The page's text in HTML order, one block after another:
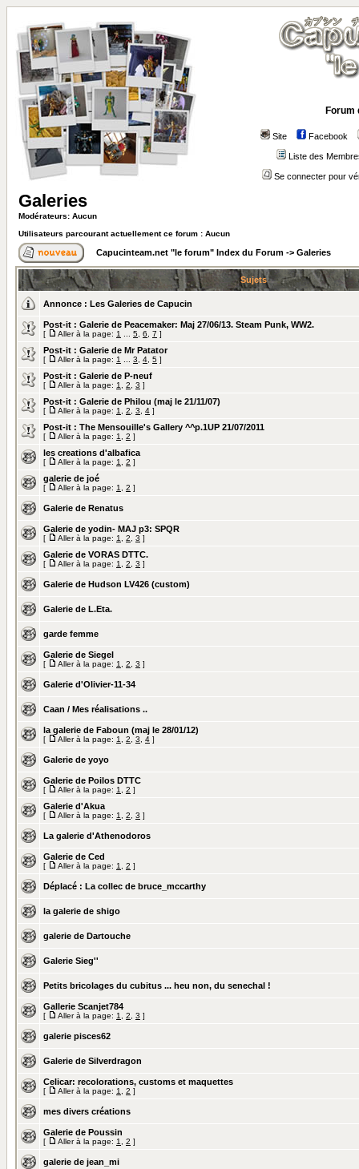
Forum
Site Facebook
Liste des
Se connecter pour
Galeries
Modérateurs: Aucun
Utilisateurs parcourant actuellement ce forum : Aucun
Capucinteam.net "le forum" Index du Forum -> Galeries
Sujets
Annonce : Les Galeries de Capucin
Post-it : Galerie de Peacemaker: Maj 27/06/13. Steam Punk, WW2.
[ Aller à la page: 1 5 6 7 ]
Post-it : Galerie de Mr Patator
[ Aller à la page: 1 3 4 5 ]
Post-it : Galerie de P-neuf
[ Aller à la page: 1 2 3 ]
Post-it : Galerie de Philou (maj le 21/11/07)
[ Aller à la page: 1 2 3 4 ]
Post-it : The Mensouille's Gallery ^^p.1UP 21/07/2011
[ Aller à la page: 1 2 ]
les creations d'albafica
[ Aller à la page: 1 2 ]
galerie de joé
[ Aller à la page: 1 2 ]
Galerie de Renatus
Galerie de yodin- MAJ p3: SPQR
[ Aller à la page: 1 2 3 ]
Galerie de VORAS DTTC.
[ Aller à la page: 1 2 3 ]
Galerie de Hudson LV426 (custom)
Galerie de L.Eta.
garde femme
Galerie de Siegel
[ Aller à la page: 1 2 3 ]
Galerie d'Olivier-11-34
Caan / Mes réalisations ..
la galerie de Faboun (maj le 28/01/12)
[ Aller à la page: 1 2 3 4 ]
Galerie de yoyo
Galerie de Poilos DTTC
[ Aller à la page: 1 2 ]
Galerie d'Akua
[ Aller à la page: 1 2 3 ]
La galerie d'Athenodoros
Galerie de Ced
[ Aller à la page: 1 2 ]
Déplacé : La collec de bruce_mccarthy
la galerie de shigo
galerie de Dartouche
Galerie Sieg''
Petits bricolages du cubitus ... heu non, du senechal !
Gallerie Scanjet784
[ Aller à la page: 1 2 3 ]
galerie pisces62
Galerie de Silverdragon
Celicar: recolorations, customs et maquettes
[ Aller à la page: 1 2 ]
mes divers créations
Galerie de Poussin
[ Aller à la page: 1 2 ]
galerie de jean_mi